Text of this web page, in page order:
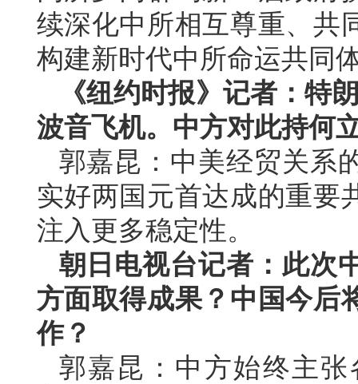
续深化中所相互尊重、共
构建新时代中所命运共同
《纽约时报》记者：特
波音飞机。中方对此持何
郭嘉昆：中美经贸关系
实好两国元首达成的重要
注入更多稳定性。
朝日电视台记者：此次
方面取得成果？中国今后
作？
郭嘉昆：中方始终主